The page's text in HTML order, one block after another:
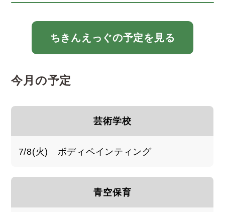
ちきんえっぐの予定を見る
今月の予定
芸術学校
7/8(火) ボディペインティング
青空保育